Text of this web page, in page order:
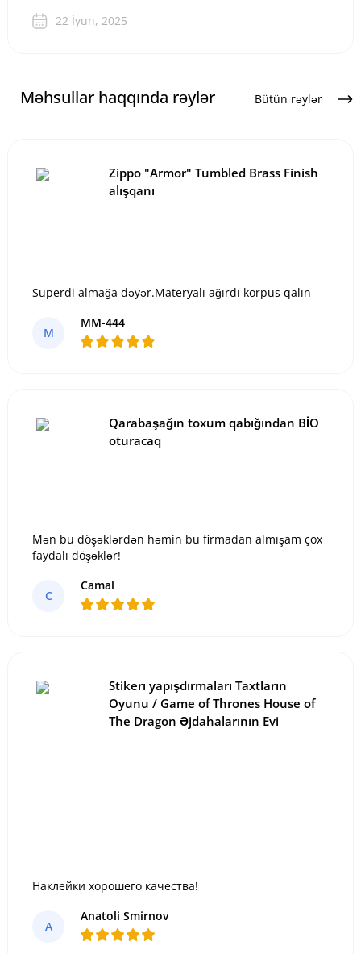
22 İyun, 2025
Məhsullar haqqında rəylər Bütün rəylər
Zippo "Armor" Tumbled Brass Finish
alışqanı
Superdi almağa dəyər.Materyalı ağırdı korpus qalın
M
MM-444
Qarabaşağın toxum qabığından BİO
oturacaq
Mən bu döşəklərdən həmin bu firmadan almışam çox
faydalı döşəklər!
C
Camal
Stikerı yapışdırmaları Taxtların
Oyunu / Game of Thrones House of
The Dragon Əjdahalarının Evi
Наклейки хорошего качества!
A
Anatoli Smirnov